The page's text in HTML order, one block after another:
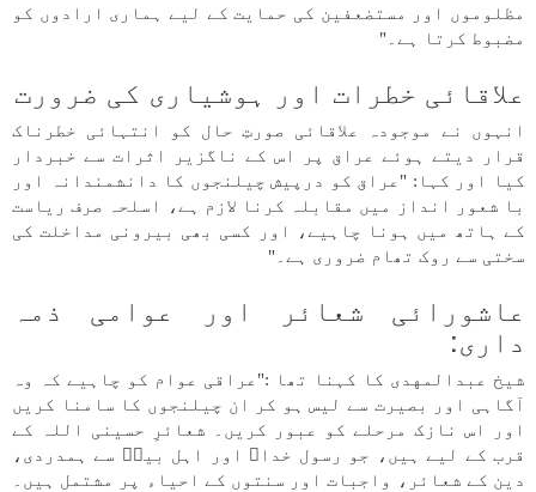
مظلوموں اور مستضعفین کی حمایت کے لیے ہماری ارادوں کو
مضبوط کرتا ہے۔"
علاقائی خطرات اور ہوشیاری کی ضرورت
انہوں نے موجودہ علاقائی صورتِ حال کو انتہائی خطرناک
قرار دیتے ہوئے عراق پر اس کے ناگزیر اثرات سے خبردار
کیا اور کہا: "عراق کو درپیش چیلنجوں کا دانشمندانہ اور
با شعور انداز میں مقابلہ کرنا لازم ہے، اسلحہ صرف ریاست
کے ہاتھ میں ہونا چاہیے، اور کسی بھی بیرونی مداخلت کی
سختی سے روک تھام ضروری ہے۔"
عاشورائی شعائر اور عوامی ذمہ
داری:
شیخ عبدالمهدی کا کہنا تھا :"عراقی عوام کو چاہیے کہ وہ
آگاہی اور بصیرت سے لیس ہو کر ان چیلنجوں کا سامنا کریں
اور اس نازک مرحلے کو عبور کریں۔ شعائرِ حسینی اللہ کے
قرب کے لیے ہیں، جو رسول خداﷺ اور اہل بیتؑ سے ہمدردی،
دین کے شعائر، واجبات اور سنتوں کے احیاء پر مشتمل ہیں۔